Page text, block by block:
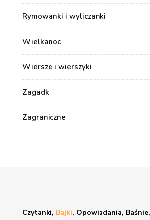
Rymowanki i wyliczanki
Wielkanoc
Wiersze i wierszyki
Zagadki
Zagraniczne
Czytanki, Bajki, Opowiadania, Baśnie,